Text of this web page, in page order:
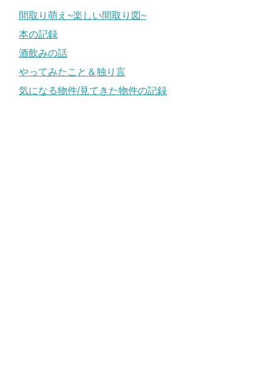
間取り萌え~楽しい間取り図~
本の記録
酒飲みの話
やってみたこと＆独り言
気になる物件/見てきた物件の記録